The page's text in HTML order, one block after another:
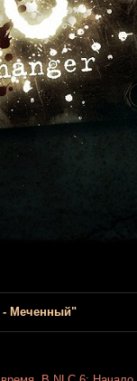
- Меченный"